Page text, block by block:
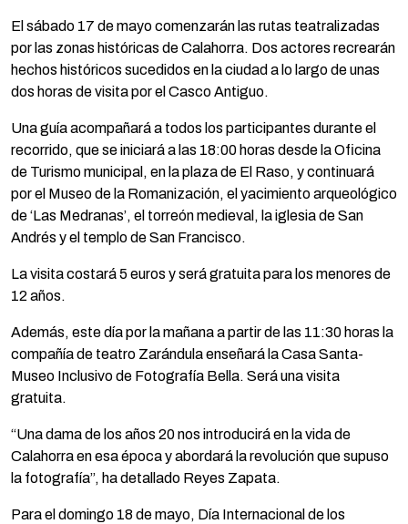
El sábado 17 de mayo comenzarán las rutas teatralizadas
por las zonas históricas de Calahorra. Dos actores recrearán
hechos históricos sucedidos en la ciudad a lo largo de unas
dos horas de visita por el Casco Antiguo.
Una guía acompañará a todos los participantes durante el
recorrido, que se iniciará a las 18:00 horas desde la Oficina
de Turismo municipal, en la plaza de El Raso, y continuará
por el Museo de la Romanización, el yacimiento arqueológico
de ‘Las Medranas’, el torreón medieval, la iglesia de San
Andrés y el templo de San Francisco.
La visita costará 5 euros y será gratuita para los menores de
12 años.
Además, este día por la mañana a partir de las 11:30 horas la
compañía de teatro Zarándula enseñará la Casa Santa-
Museo Inclusivo de Fotografía Bella. Será una visita
gratuita.
“Una dama de los años 20 nos introducirá en la vida de
Calahorra en esa época y abordará la revolución que supuso
la fotografía”, ha detallado Reyes Zapata.
Para el domingo 18 de mayo, Día Internacional de los